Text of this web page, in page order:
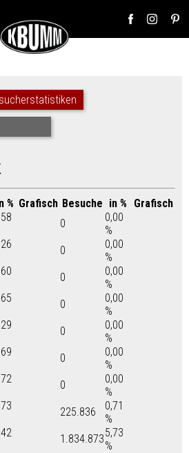
% Grafisch Besuche in %
Grafisch
0
0,00
%
0
0,00
%
0
0,00
%
0
0,00
%
0
0,00
%
0
0,00
%
0
0,00
%
225.836
0,71
%
1.834.8735,73
%